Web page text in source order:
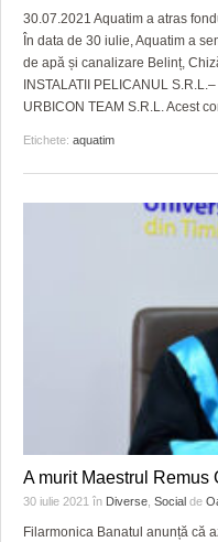
PRIMĂRIILE DIN
SFATUL MEDICULUI
30.07.2021 Aquatim a atras
În data de 30 iulie, Aquatim a
de apă și canalizare Belinț,
INSTALATII PELICANUL
URBICON TEAM S.R.L. Acest
Etichete: aquatim
A murit Maestrul Remus
30 iulie 2021 în Diverse Social de
Filarmonica Banatul anunță că